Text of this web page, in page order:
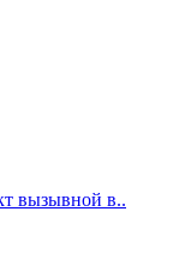
вызывной в..